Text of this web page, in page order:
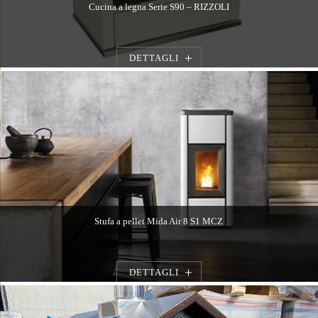
Cucina a legna Serie S90 – RIZZOLI
DETTAGLI
Stufa a pellet Mida Air 8 S1 MCZ
DETTAGLI